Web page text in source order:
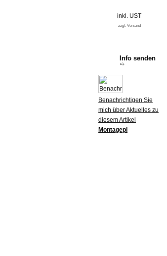
inkl. UST
zzgl. Versand
Info senden
Benachrichtigen Sie
mich über Aktuelles zu
diesem Artikel
Montagepl